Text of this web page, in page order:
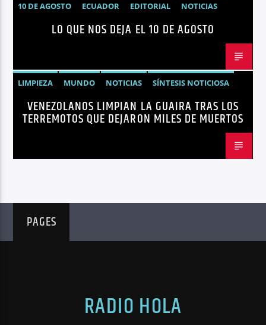
10 DE AGOSTO ECUADOR EDITORIAL NOTICIAS
LO QUE NOS DEJA EL 10 DE AGOSTO
LIMPIEZA MUNDO NOTICIAS
SÍNTESIS NOTICIOSA
TERREMOTOS VENEZUELA
VENEZUELA
VENEZOLANOS LIMPIAN LA GUAIRA TRAS LOS
TERREMOTOS QUE DEJARON MILES DE MUERTOS
PAGES
RADIO HOLA